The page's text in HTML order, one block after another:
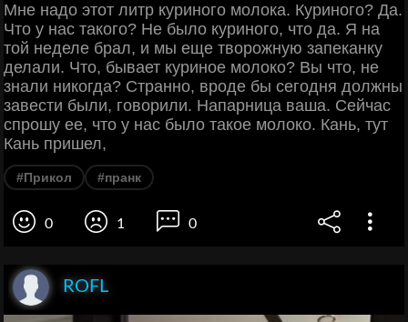
Мне надо этот литр куриного молока. Куриного? Да.
Что у нас такого? Не было куриного, что да. Я на
той неделе брал, и мы еще творожную запеканку
делали. Что, бывает куриное молоко? Вы что, не
знали никогда? Странно, вроде бы сегодня должны
завести были, говорили. Напарница ваша. Сейчас
спрошу ее, что у нас было такое молоко. Кань, тут
Кань пришел,
#Прикол #пранк
0 1 0
ROFL